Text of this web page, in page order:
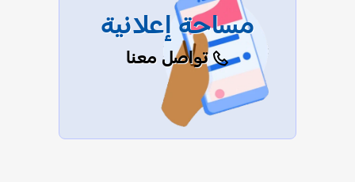
مساحة إعلانية
تواصل معنا